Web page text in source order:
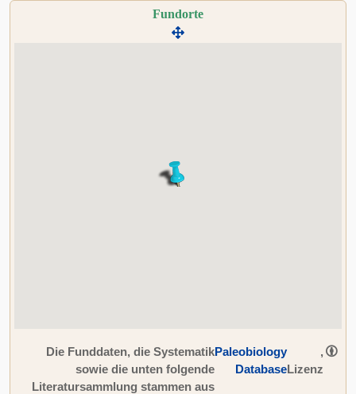
Fundorte
Die Funddaten, die Systematik
sowie die unten folgende
Literatursammlung stammen aus
Paleobiology
Database
,
Lizenz